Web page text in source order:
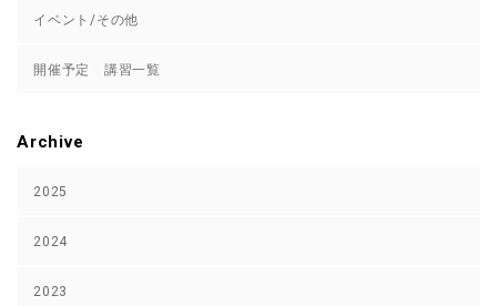
イベント/その他
開催予定 講習一覧
Archive
2025
2024
2023